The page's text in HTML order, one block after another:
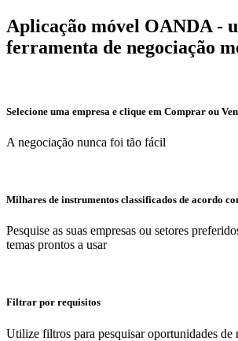
Aplicação móvel OANDA -
ferramenta de negociação
Selecione uma empresa e clique em Comprar ou
A negociação nunca foi tão fácil
Milhares de instrumentos classificados de acordo
Pesquise as suas empresas ou setores
temas prontos a usar
Filtrar por requisitos
Utilize filtros para pesquisar oportunidades de